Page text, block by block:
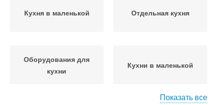
Кухня в маленькой Отдельная кухня
Оборудования для
кухни
Кухни в маленькой
Показать все